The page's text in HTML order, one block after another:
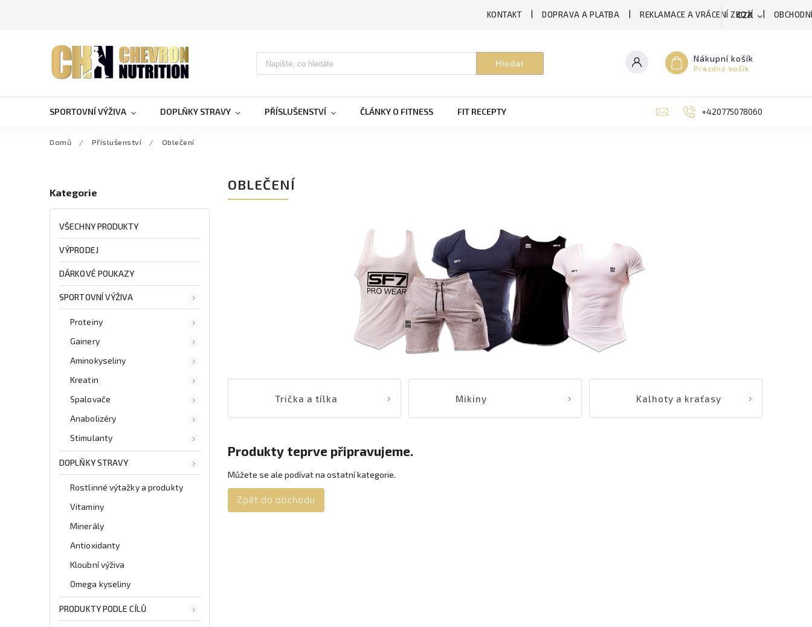
KONTAKT DOPRAVA A PLATBA REKLAMACE A VRÁCENÍ ZBOŽÍ
CZK
Hledat Nákupní košík
Prázdný košík
SPORTOVNÍ VÝŽIVA DOPLŇKY STRAVY PŘÍSLUŠENSTVÍ ČLÁNKY O FITNESS FIT RECEPTY +420775078060
Domů / Příslušenství / Oblečení
Kategorie
VŠECHNY PRODUKTY
VÝPRODEJ
DÁRKOVÉ POUKAZY
SPORTOVNÍ VÝŽIVA
Proteiny
Gainery
Aminokyseliny
Kreatin
Spalovače
Anabolizéry
Stimulanty
DOPLŇKY STRAVY
Rostlinné výtažky a produkty
Vitaminy
Minerály
Antioxidanty
Kloubní výživa
Omega kyseliny
PRODUKTY PODLE CÍLŮ
OBLEČENÍ
Trička a tílka Mikiny Kalhoty a kraťasy
Produkty teprve připravujeme.
Můžete se ale podívat na ostatní kategorie.
Zpět do obchodu